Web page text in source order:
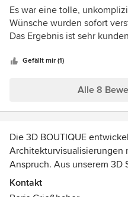
Es war eine tolle,
Wünsche wurden sofort
Das Ergebnis ist sehr
wieder mit beyond
Gefällt mir (1)
Alle 8
Die 3D BOUTIQUE
Architekturvisualisierungen
Anspruch. Aus unserem 3D
produzieren wir High-End-
konstant wachsende
Kontakt